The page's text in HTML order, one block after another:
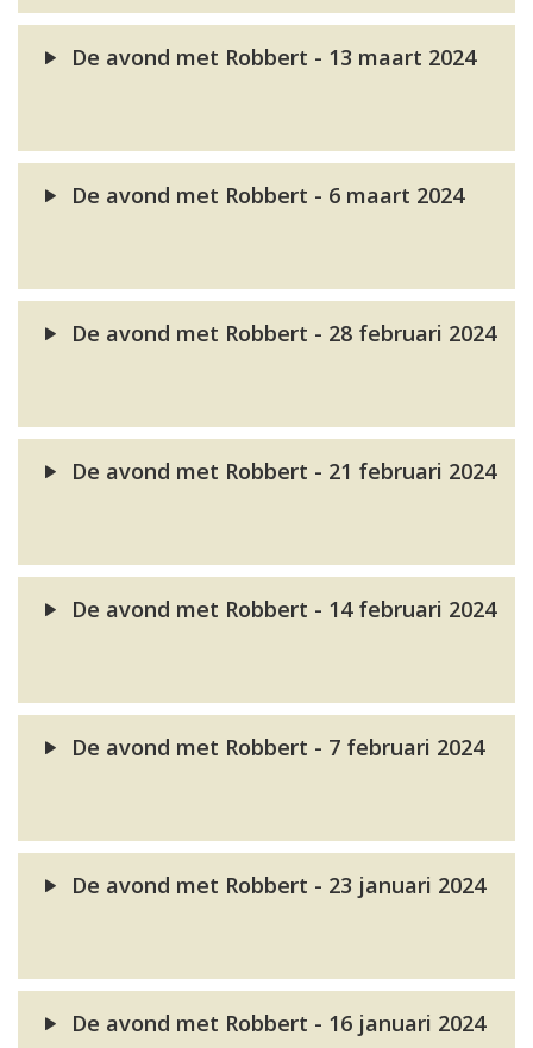
De avond met Robbert - 13 maart 2024
De avond met Robbert - 6 maart 2024
De avond met Robbert - 28 februari 2024
De avond met Robbert - 21 februari 2024
De avond met Robbert - 14 februari 2024
De avond met Robbert - 7 februari 2024
De avond met Robbert - 23 januari 2024
De avond met Robbert - 16 januari 2024